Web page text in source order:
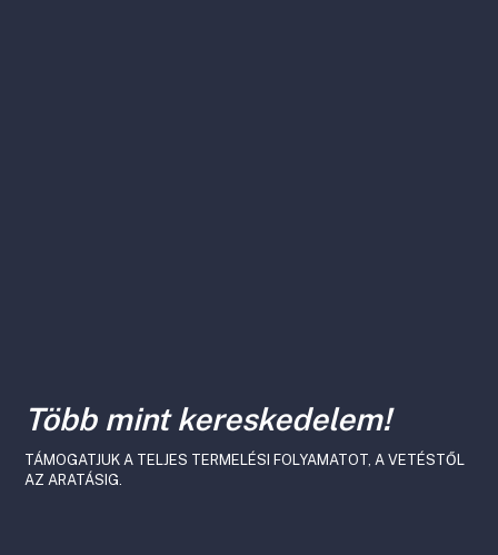
Több mint kereskedelem!
TÁMOGATJUK A TELJES TERMELÉSI FOLYAMATOT, A VETÉSTŐL
AZ ARATÁSIG.